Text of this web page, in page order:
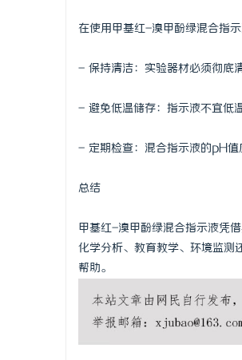
在使用甲基红-溴甲酚绿混合指示
- 保持清洁：实验器材必须彻底
- 避免低温储存：指示液不宜低
- 定期检查：混合指示液的pH值
总结
甲基红-溴甲酚绿混合指示液凭
化学分析、教育教学、环境监测
帮助。